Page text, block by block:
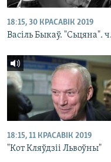
18:15, 30 КРАСАВІК 2019
Васіль Быкаў. "Сьцяна".
18:15, 11 КРАСАВІК 2019
"Кот Кляўдзіі Львоўны"